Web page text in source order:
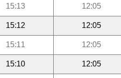
12:05
15:13
12:05
15:12
12:05
15:11
12:05
15:10